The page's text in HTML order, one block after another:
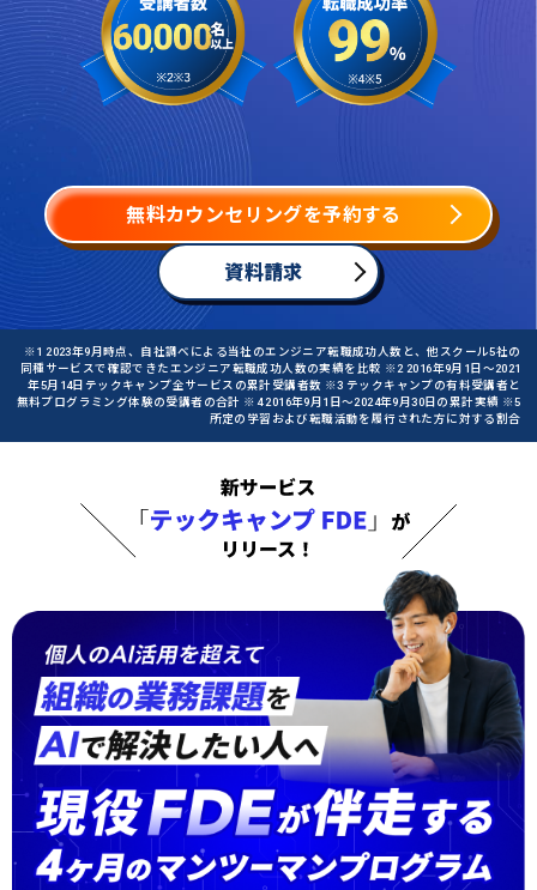
無料カウンセリングを予約する
資料請求
※1 2023年9月時点、自社調べによる当社のエンジニア転職成功人数と、他スクール5社の
同種サービスで確認できたエンジニア転職成功人数の実績を比較 ※2 2016年9月1日〜2021
年5月14日テックキャンプ全サービスの累計受講者数 ※3 テックキャンプの有料受講者と
無料プログラミング体験の受講者の合計 ※4 2016年9月1日〜2024年9月30日の累計実績 ※5
所定の学習および転職活動を履行された方に対する割合